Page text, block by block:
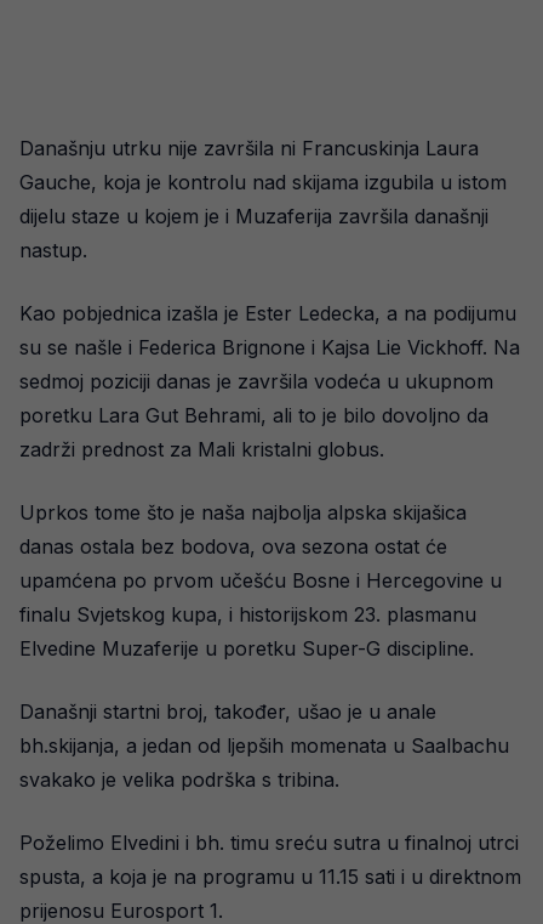
Današnju utrku nije završila ni Francuskinja Laura
Gauche, koja je kontrolu nad skijama izgubila u istom
dijelu staze u kojem je i Muzaferija završila današnji
nastup.
Kao pobjednica izašla je Ester Ledecka, a na podijumu
su se našle i Federica Brignone i Kajsa Lie Vickhoff. Na
sedmoj poziciji danas je završila vodeća u ukupnom
poretku Lara Gut Behrami, ali to je bilo dovoljno da
zadrži prednost za Mali kristalni globus.
Uprkos tome što je naša najbolja alpska skijašica
danas ostala bez bodova, ova sezona ostat će
upamćena po prvom učešću Bosne i Hercegovine u
finalu Svjetskog kupa, i historijskom 23. plasmanu
Elvedine Muzaferije u poretku Super-G discipline.
Današnji startni broj, također, ušao je u anale
bh.skijanja, a jedan od ljepših momenata u Saalbachu
svakako je velika podrška s tribina.
Poželimo Elvedini i bh. timu sreću sutra u finalnoj utrci
spusta, a koja je na programu u 11.15 sati i u direktnom
prijenosu Eurosport 1.